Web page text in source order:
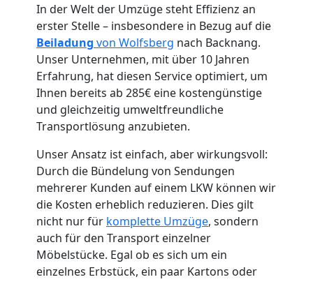
In der Welt der Umzüge steht Effizienz an
erster Stelle – insbesondere in Bezug auf die
Beiladung von Wolfsberg nach Backnang.
Unser Unternehmen, mit über 10 Jahren
Erfahrung, hat diesen Service optimiert, um
Ihnen bereits ab 285€ eine kostengünstige
und gleichzeitig umweltfreundliche
Transportlösung anzubieten.
Unser Ansatz ist einfach, aber wirkungsvoll:
Durch die Bündelung von Sendungen
mehrerer Kunden auf einem LKW können wir
die Kosten erheblich reduzieren. Dies gilt
nicht nur für komplette Umzüge, sondern
auch für den Transport einzelner
Möbelstücke. Egal ob es sich um ein
einzelnes Erbstück, ein paar Kartons oder
Umzugshelfer
Wolfsberg
Möbeltaxi
Wolfsberg
Kleintransport
Wolfsberg